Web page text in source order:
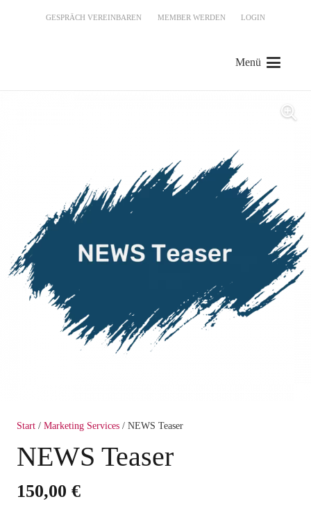
GESPRÄCH VEREINBAREN MEMBER WERDEN LOGIN
Menü
Start / Marketing Services / NEWS Teaser
NEWS Teaser
150,00 €